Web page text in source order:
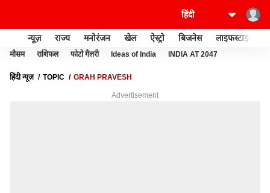
न्यूज़ राज्य मनोरंजन खेल ऐस्ट्रो बिजनेस लाइफस्टाइल
मौसम राशिफल फोटो गैलरी Ideas of India INDIA AT 2047
हिंदी न्यूज़ TOPIC GRAH PRAVESH
Advertisement